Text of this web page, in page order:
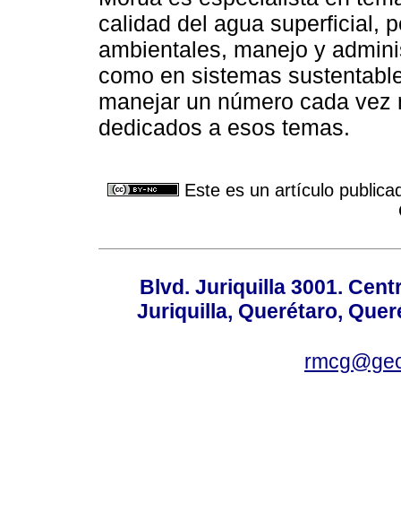
calidad del agua superficial,
ambientales, manejo y
como en sistemas
manejar un número cada
dedicados a esos temas.
Este es un artículo
Blvd. Juriquilla 3001.
Juriquilla, Querétaro,